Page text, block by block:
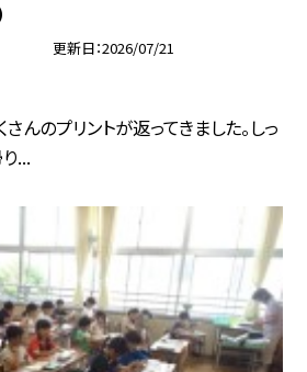
更新日 2026/07/21
んのプリントが返ってきました。しっ
...